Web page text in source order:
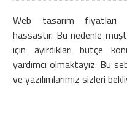
Web tasarım fiyatları
hassastır. Bu nedenle
için ayırdıkları bütçe
yardımcı olmaktayız. Bu
ve yazılımlarımız sizleri
Henüz
Hemen